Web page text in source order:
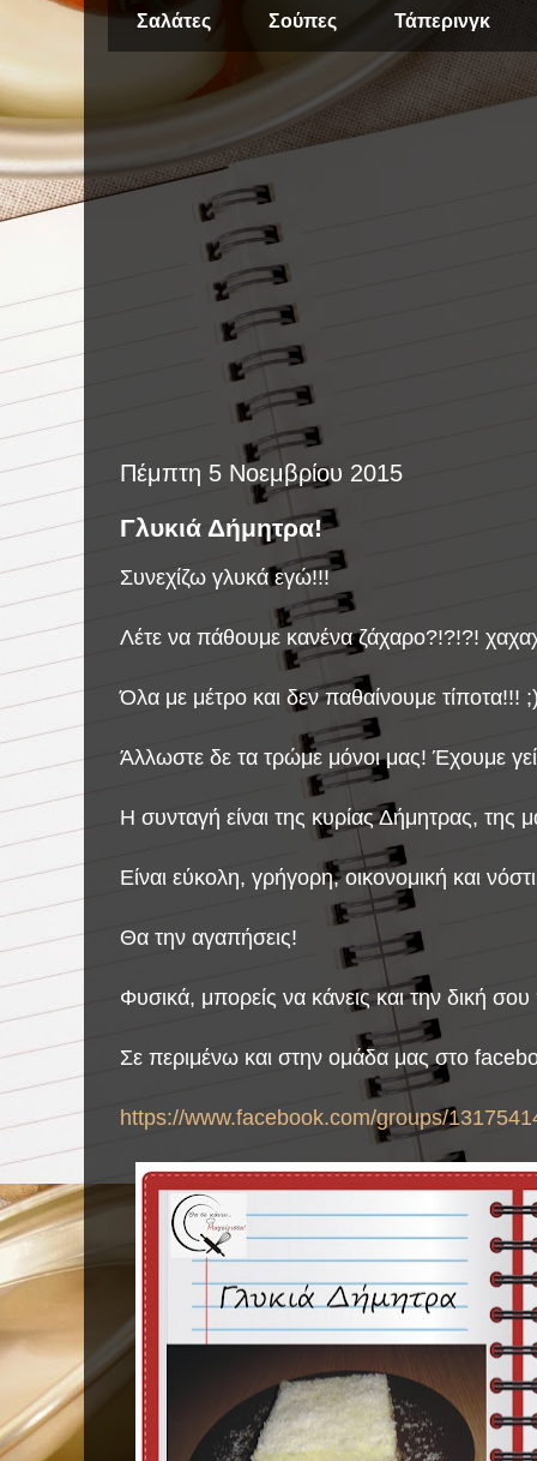
Σαλάτες Σούπες Τάπερινγκ
Πέμπτη 5 Νοεμβρίου 2015
Γλυκιά Δήμητρα!
Συνεχίζω γλυκά εγώ!!!
Λέτε να πάθουμε κανένα ζάχαρο?!?!?!
Όλα με μέτρο και δεν παθαίνουμε τίποτα!!!
Άλλωστε δε τα τρώμε μόνοι μας! Έχουμε
Η συνταγή είναι της κυρίας Δήμητρας, της
Είναι εύκολη, γρήγορη, οικονομική και
Θα την αγαπήσεις!
Φυσικά, μπορείς να κάνεις και την δική
Σε περιμένω και στην ομάδα μας στο
https://www.facebook.com/groups/